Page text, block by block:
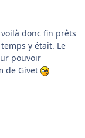
donc fin prêts
y était. Le
pouvoir
de Givet